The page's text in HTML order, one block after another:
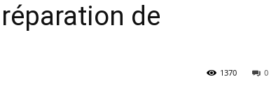
de
0
1370